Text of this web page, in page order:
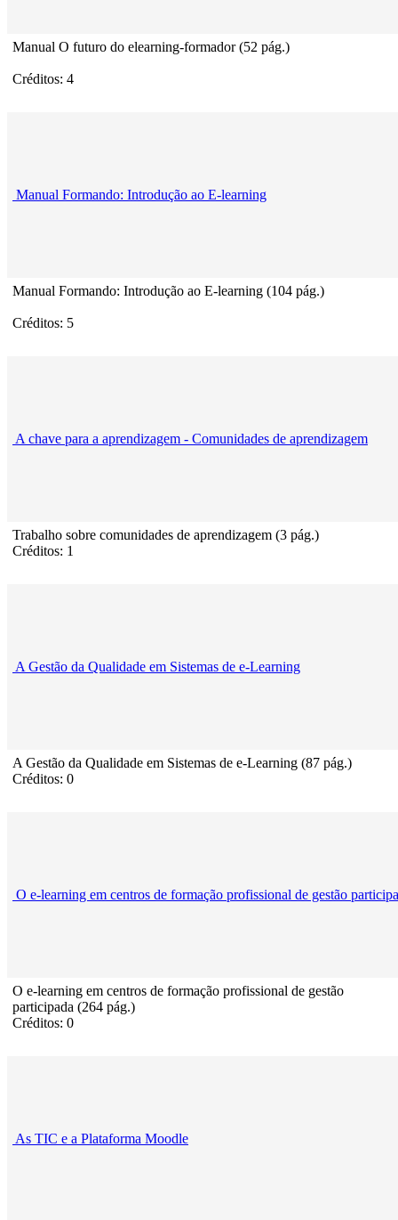
Manual O futuro do elearning-formador (52 pág.)
Créditos: 4
Manual Formando: Introdução ao E-learning
Manual Formando: Introdução ao E-learning (104 pág.)
Créditos: 5
A chave para a aprendizagem - Comunidades de aprendizagem
Trabalho sobre comunidades de aprendizagem (3 pág.)
Créditos: 1
A Gestão da Qualidade em Sistemas de e-Learning
A Gestão da Qualidade em Sistemas de e-Learning (87 pág.)
Créditos: 0
O e-learning em centros de formação profissional de gestão
O e-learning em centros de formação profissional de gestão
participada (264 pág.)
Créditos: 0
As TIC e a Plataforma Moodle